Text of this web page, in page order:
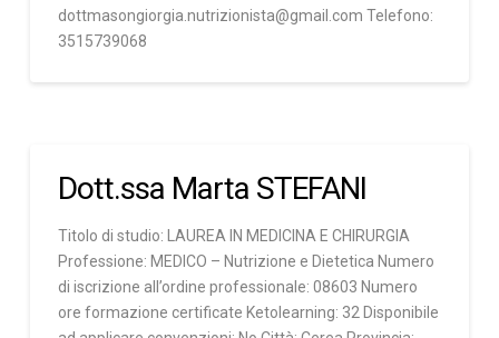
dottmasongiorgia.nutrizionista@gmail.com Telefono:
3515739068
Dott.ssa Marta STEFANI
Titolo di studio: LAUREA IN MEDICINA E CHIRURGIA
Professione: MEDICO – Nutrizione e Dietetica Numero
di iscrizione all’ordine professionale: 08603 Numero
ore formazione certificate Ketolearning: 32 Disponibile